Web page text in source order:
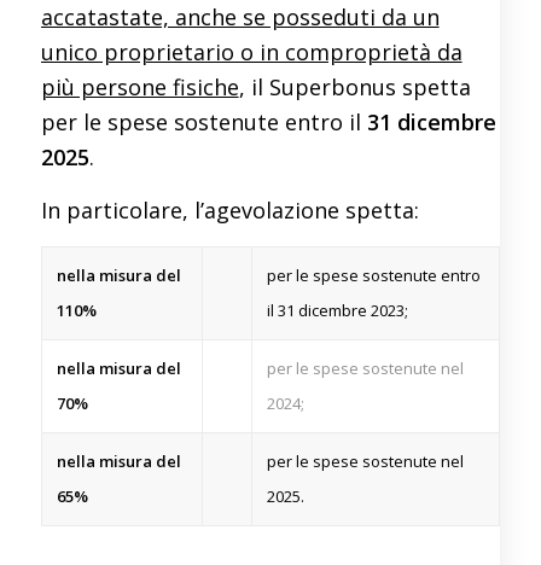
accatastate, anche se posseduti da un
unico proprietario o in comproprietà da
più persone fisiche, il Superbonus spetta
per le spese sostenute entro il 31 dicembre
2025.
In particolare, l’agevolazione spetta:
nella misura del
110%
per le spese sostenute entro
il 31 dicembre 2023;
nella misura del
70%
per le spese sostenute nel
2024;
nella misura del
65%
per le spese sostenute nel
2025.